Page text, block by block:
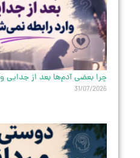
چرا بعضی آدم‌ها بعد از جدایی
31/07/2026